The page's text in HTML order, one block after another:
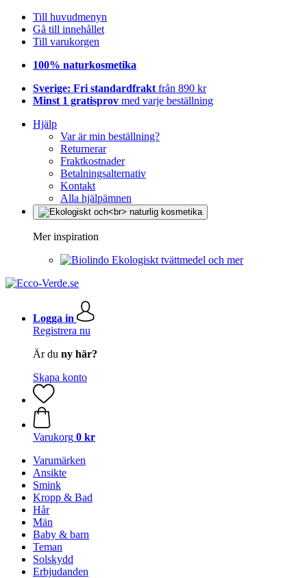
Till huvudmenyn
Gå till innehållet
Till varukorgen
100% naturkosmetika
Sverige: Fri standardfrakt från 890 kr
Minst 1 gratisprov med varje beställning
Hjälp
Var är min beställning?
Returnerar
Fraktkostnader
Betalningsalternativ
Kontakt
Alla hjälpämnen
Mer inspiration
Ekologiskt tvättmedel och mer
Logga in
Registrera nu
Är du ny här?
Skapa konto
Varukorg 0 kr
Varumärken
Ansikte
Smink
Kropp & Bad
Hår
Män
Baby & barn
Teman
Solskydd
Erbjudanden